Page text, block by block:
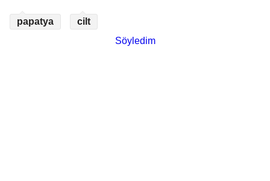
papatya
cilt
Söyledim